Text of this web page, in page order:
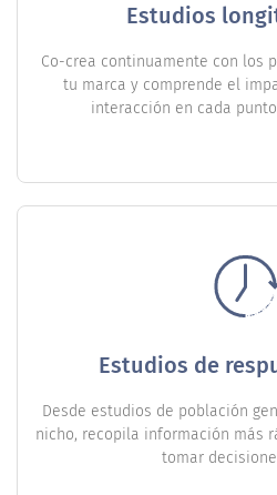
Estudios
Co-crea continuamente con los
tu marca y comprende el
interacción en cada
Estudios de
Desde estudios de población
nicho, recopila información más
tomar